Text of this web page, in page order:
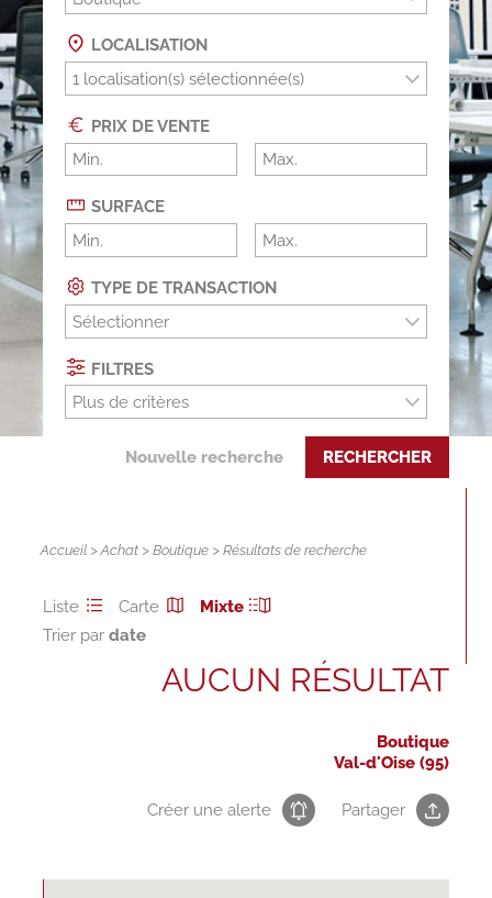
LOCALISATION
PRIX DE VENTE
SURFACE
TYPE DE TRANSACTION
Sélectionner
FILTRES
Plus de critères
Nouvelle recherche RECHERCHER
Accueil >Achat >Boutique > Résultats de recherche
Liste Carte
Mixte
Trier par
AUCUN RÉSULTAT
Boutique
Val-d'Oise (95)
Créer une alerte Partager